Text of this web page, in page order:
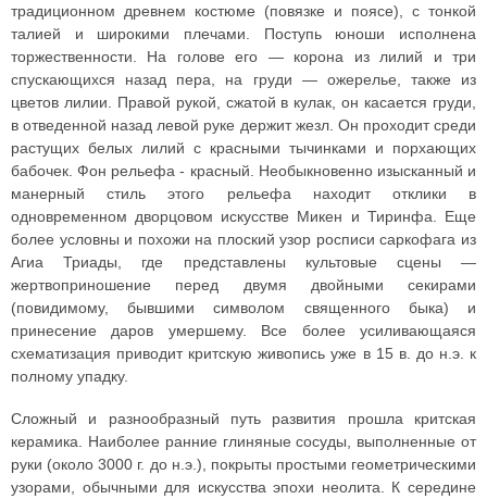
традиционном древнем костюме (повязке и поясе), с тонкой
талией и широкими плечами. Поступь юноши исполнена
торжественности. На голове его — корона из лилий и три
спускающихся назад пера, на груди — ожерелье, также из
цветов лилии. Правой рукой, сжатой в кулак, он касается груди,
в отведенной назад левой руке держит жезл. Он проходит среди
растущих белых лилий с красными тычинками и порхающих
бабочек. Фон рельефа - красный. Необыкновенно изысканный и
манерный стиль этого рельефа находит отклики в
одновременном дворцовом искусстве Микен и Тиринфа. Еще
более условны и похожи на плоский узор росписи саркофага из
Агиа Триады, где представлены культовые сцены —
жертвоприношение перед двумя двойными секирами
(повидимому, бывшими символом священного быка) и
принесение даров умершему. Все более усиливающаяся
схематизация приводит критскую живопись уже в 15 в. до н.э. к
полному упадку.
Сложный и разнообразный путь развития прошла критская
керамика. Наиболее ранние глиняные сосуды, выполненные от
руки (около 3000 г. до н.э.), покрыты простыми геометрическими
узорами, обычными для искусства эпохи неолита. К середине